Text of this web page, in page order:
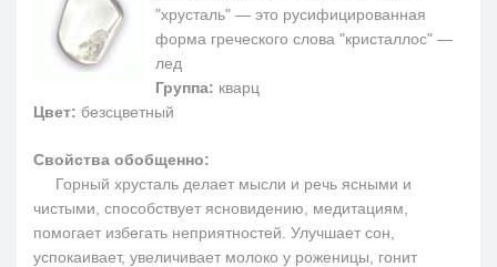
"хрусталь" — это русифицированная
форма греческого слова "кристаллос" —
лед
Группа: кварц
Цвет: безсцветный
Свойства обобщенно:
Горный хрусталь делает мысли и речь ясными и
чистыми, способствует ясновидению, медитациям,
помогает избегать неприятностей. Улучшает сон,
успокаивает, увеличивает молоко у роженицы, гонит